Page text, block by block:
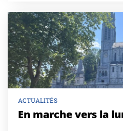
ACTUALITÉS
En marche vers la